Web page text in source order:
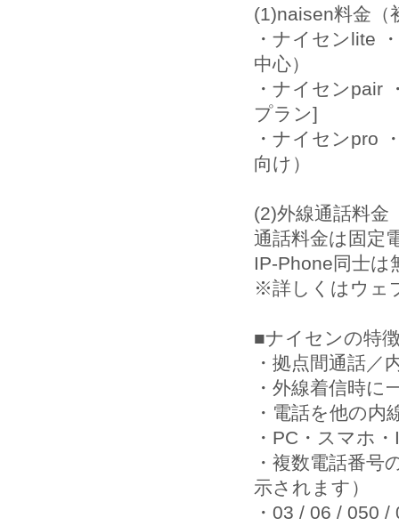
(1)naisen料金（
・ナイセンlite
中心）
・ナイセンpair
プラン]
・ナイセンpro
向け）
(2)外線通話料金
通話料金は固定
IP-Phone同士は
※詳しくはウェ
■ナイセンの特
・拠点間通話／
・外線着信時に
・電話を他の
・PC・スマホ
・複数電話番号
示されます）
・03 / 06 / 050